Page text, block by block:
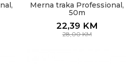
Merna traka Professional,
50m
22,39 KM
28,00KM